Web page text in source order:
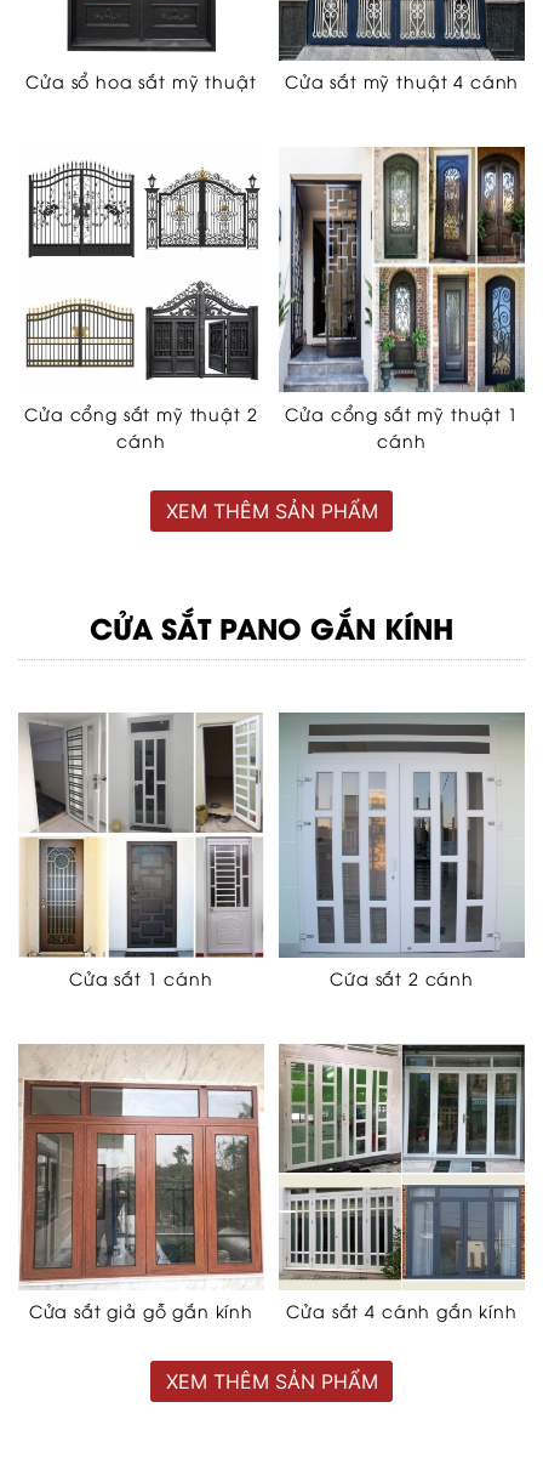
Cửa sổ hoa sắt mỹ thuật Cửa sắt mỹ thuật 4 cánh
Cửa cổng sắt mỹ thuật 2
cánh
Cửa cổng sắt mỹ thuật 1
cánh
XEM THÊM SẢN PHẨM
CỬA SẮT PANO GẮN KÍNH
Cửa sắt 1 cánh Cứa sắt 2 cánh
Cửa sắt giả gỗ gắn kính Cửa sắt 4 cánh gắn kính
XEM THÊM SẢN PHẨM